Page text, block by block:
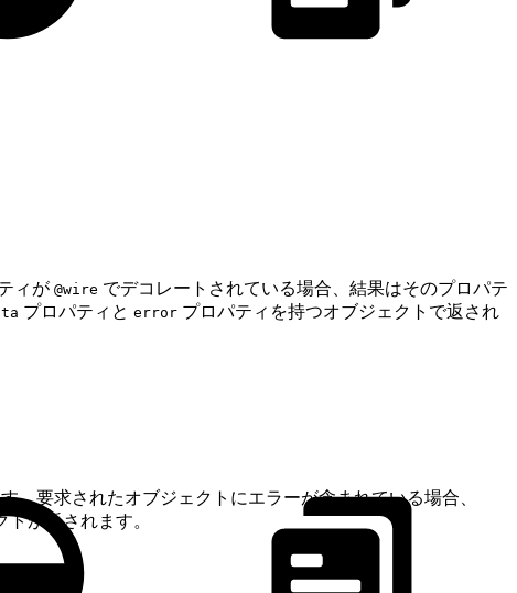
ィが @wire でデコレートされている場合、結果はそのプロパテ
プロパティと error プロパティを持つオブジェクトで返され
要求されたオブジェクトにエラーが含まれている場合、
トが返されます。